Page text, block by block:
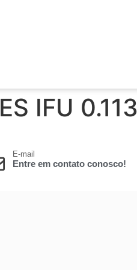
ES IFU
E-mail
Entre em contato conosco!